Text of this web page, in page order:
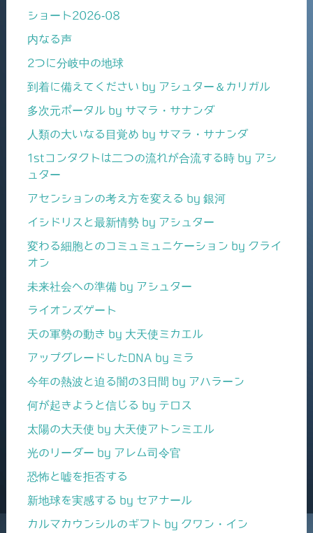
ショート2026-08
内なる声
2つに分岐中の地球
到着に備えてください by アシュター＆カリガル
多次元ポータル by サマラ・サナンダ
人類の大いなる目覚め by サマラ・サナンダ
1stコンタクトは二つの流れが合流する時 by アシ
ュター
アセンションの考え方を変える by 銀河
イシドリスと最新情勢 by アシュター
変わる細胞とのコミュミュニケーション by クライ
オン
未来社会への準備 by アシュター
ライオンズゲート
天の軍勢の動き by 大天使ミカエル
アップグレードしたDNA by ミラ
今年の熱波と迫る闇の3日間 by アハラーン
何が起きようと信じる by テロス
太陽の大天使 by 大天使アトンミエル
光のリーダー by アレム司令官
恐怖と嘘を拒否する
新地球を実感する by セアナール
カルマカウンシルのギフト by クワン・イン